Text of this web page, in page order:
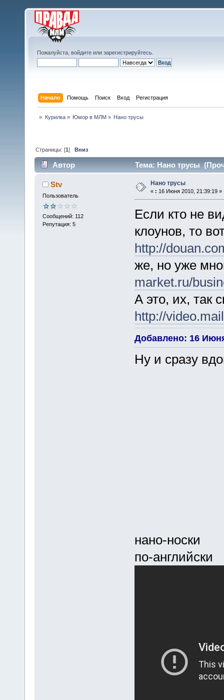
Пожалуйста, войдите или зарегистрируйтесь
Начало Помощь Поиск Вход Регистрация
» Курилка» Юмор в МЛМ » Нано трусы
Страницы: [1]Вниз
Автор Тема: Нано трусы
Stv
Пользователь
Сообщений: 112
Репутация: 5
Нано трусы
« : 16 Июня 2010, 21:39:19 »
Если кто не
клоунов, то
http://
же, но уже
market.ru/
А это, их, так
http://
Добавлено: 16
Ну и сразу
нано-носки
по-английски